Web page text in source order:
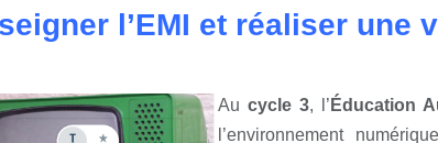
l’EMI et réaliser une
Au cycle 3, l’ Éducation
l’environnement